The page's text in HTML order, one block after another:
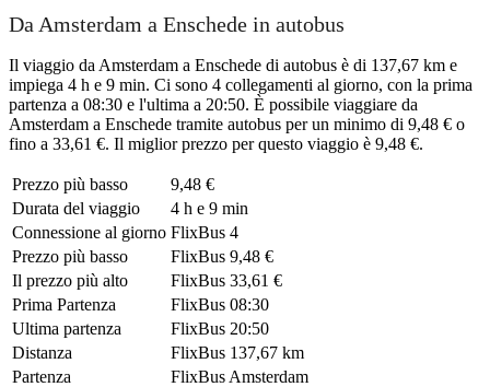
Da Amsterdam a Enschede in autobus
Il viaggio da Amsterdam a Enschede di autobus è di 137,67 km e
impiega 4 h e 9 min. Ci sono 4 collegamenti al giorno, con la prima
partenza a 08:30 e l'ultima a 20:50. È possibile viaggiare da
Amsterdam a Enschede tramite autobus per un minimo di 9,48 € o
fino a 33,61 €. Il miglior prezzo per questo viaggio è 9,48 €.
Prezzo più basso
9,48 €
Durata del viaggio
4 h e 9 min
Connessione al giorno FlixBus 4
Prezzo più basso
FlixBus 9,48 €
Il prezzo più alto
FlixBus 33,61 €
Prima Partenza
FlixBus 08:30
Ultima partenza
FlixBus 20:50
Distanza
FlixBus 137,67 km
Partenza
FlixBus Amsterdam